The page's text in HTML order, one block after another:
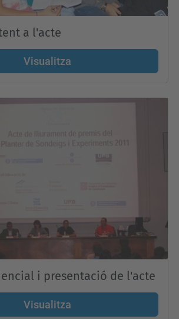
a l'acte
Visualitza
i presentació de l'acte
Visualitza